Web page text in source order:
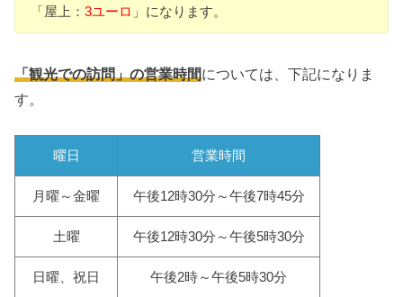
「屋上：3ユーロ 」になります。
「観光での訪問」の営業時間については、下記になりま
す。
曜日 営業時間
月曜～金曜 午後12時30分～午後7時45分
土曜 午後12時30分～午後5時30分
日曜、祝日 午後2時～午後5時30分